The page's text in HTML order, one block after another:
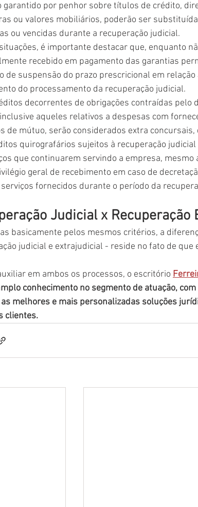
garantido por penhor sobre títulos de crédito,
ou valores mobiliários, poderão ser
ou vencidas durante a recuperação judicial.
é importante destacar que, enquanto
recebido em pagamento das garantias
de suspensão do prazo prescricional em
do processamento da recuperação judicial.
decorrentes de obrigações contraídas pelo
aqueles relativos a despesas com
de mútuo, serão considerados extra concursais,
quirografários sujeitos à recuperação
que continuarem servindo a empresa, mesmo
geral de recebimento em caso de
fornecidos durante o período da
Judicial x
basicamente pelos mesmos critérios, a
judicial e extrajudicial - reside no fato de
em ambos os processos, o escritório
mplo conhecimento no segmento de atuação,
melhores e mais personalizadas soluções
clientes.